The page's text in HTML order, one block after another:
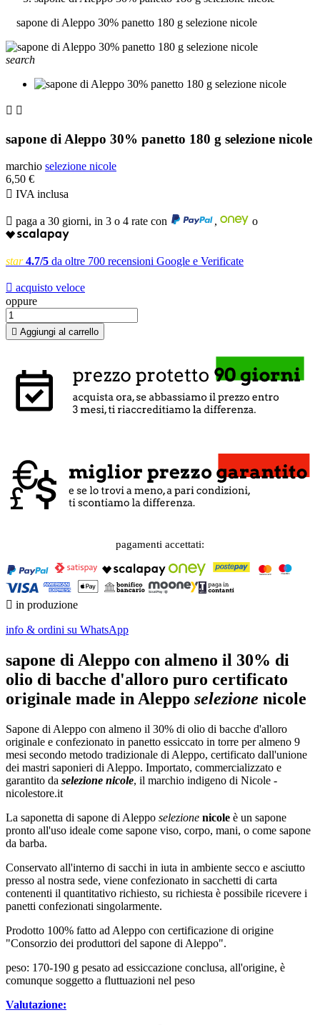
sapone di Aleppo 30% panetto 180 g selezione nicole
search
 
sapone di Aleppo 30% panetto 180 g selezione nicole
marchio selezione nicole
6,50 €
 IVA inclusa
 paga a 30 giorni, in 3 o 4 rate con , o
star 4.7/5 da oltre 700 recensioni Google e Verificate
 acquisto veloce
oppure
 Aggiungi al carrello
pagamenti accettati:
 in produzione
info & ordini su WhatsApp
sapone di Aleppo con almeno il 30% di
olio di bacche d'alloro puro certificato
originale made in Aleppo selezione nicole
Sapone di Aleppo con almeno il 30% di olio di bacche d'alloro
originale e confezionato in panetto essiccato in torre per almeno 9
mesi secondo metodo tradizionale di Aleppo, certificato dall'unione
dei mastri saponieri di Aleppo. Importato, commercializzato e
garantito da selezione nicole, il marchio indigeno di Nicole -
nicolestore.it
La saponetta di sapone di Aleppo selezione nicole è un sapone
pronto all'uso ideale come sapone viso, corpo, mani, o come sapone
da barba.
Conservato all'interno di sacchi in iuta in ambiente secco e asciutto
presso al nostra sede, viene confezionato in sacchetti di carta
contenenti il quantitativo richiesto, su richiesta è possibile ricevere i
panetti confezionati singolarmente.
Prodotto 100% fatto ad Aleppo con certificazione di origine
"Consorzio dei produttori del sapone di Aleppo".
peso: 170-190 g pesato ad essiccazione conclusa, all'origine, è
comunque soggetto a fluttuazioni nel peso
Valutazione: